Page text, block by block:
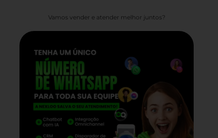
Vamos vender e atender melhor juntos?